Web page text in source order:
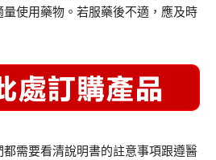
使用藥物。若服藥後不適，應及時
需要看清說明書的註意事項跟遵醫